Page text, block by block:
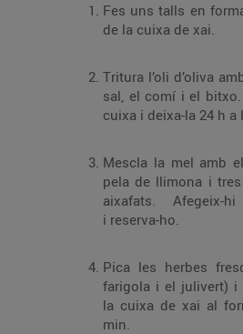
Fes uns talls en
de la cuixa de xai.
Tritura l’oli d’oliva
sal, el comí i el bitxo. Mescla l’oli amb la
cuixa i deixa-la 24 h a
Mescla la mel amb
pela de llimona i tres grans d’all pelats i
aixafats. Afegeix-
i reserva-ho.
Pica les herbes
farigola i el julivert) i reserva-les. Rosteix
la cuixa de xai al
min.